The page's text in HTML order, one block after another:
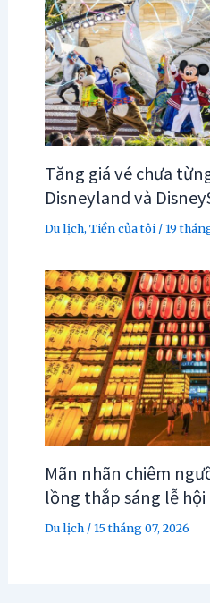
Tăng giá vé chưa
Disneyland và
Du lịch, Tiền của tôi/19
Mãn nhãn chiêm
lồng thắp sáng lễ
Du lịch/15 tháng 07, 2026